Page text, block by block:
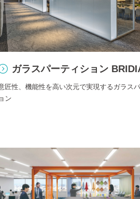
ガラスパーティション
匠性、機能性を高い次元で実現するガラス
ョン